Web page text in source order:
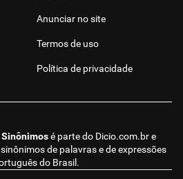
é parte do Dicio.com.bre
de palavras e de expressões
do Brasil.
Anunciar no site
Termos de uso
Política de privacidade